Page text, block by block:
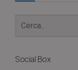
Social Box